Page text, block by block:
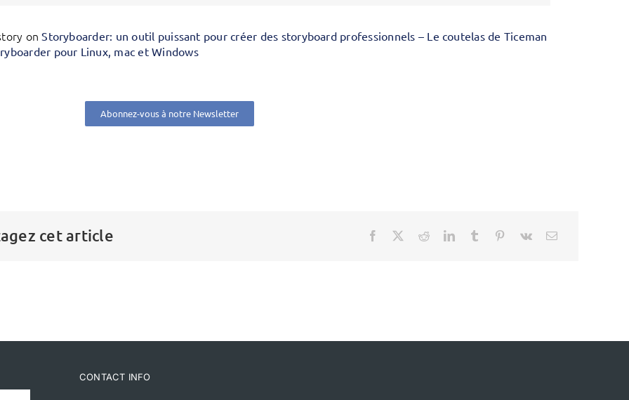
onStoryboarder: un outil puissant pour créer des storyboard professionnels – Le coutelas de Ticeman
pour Linux, mac et Windows
Abonnez-vous à notre Newsletter
cet article
CONTACT INFO